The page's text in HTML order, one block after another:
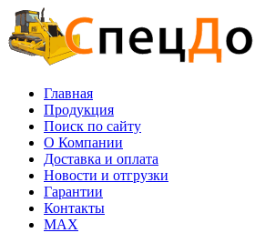
Перейти
к
основному
содержанию
Основная
навигация
Главная
Продукция
Поиск по сайту
O Компании
Доставка и оплата
Новости и отгрузки
Гарантии
Контакты
MAX